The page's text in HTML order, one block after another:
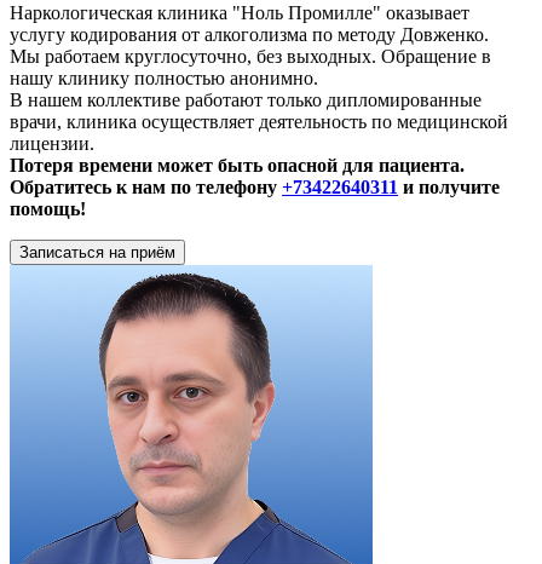
Наркологическая клиника "Ноль Промилле" оказывает
услугу кодирования от алкоголизма по методу Довженко.
Мы работаем круглосуточно, без выходных. Обращение в
нашу клинику полностью анонимно.
В нашем коллективе работают только дипломированные
врачи, клиника осуществляет деятельность по медицинской
лицензии.
Потеря времени может быть опасной для пациента.
Обратитесь к нам по телефону +73422640311 и получите
помощь!
Записаться на приём